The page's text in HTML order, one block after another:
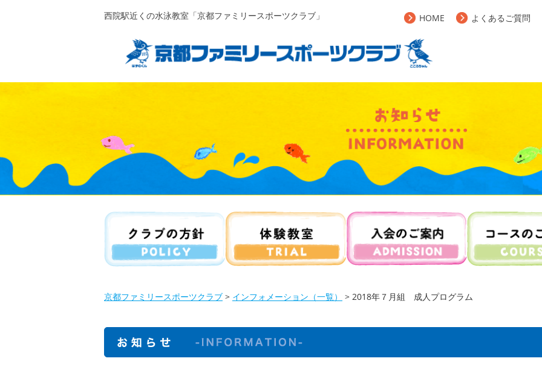
西院駅近くの水泳教室「京都ファミリースポーツクラブ」 HOME よくあるご質問
京都ファミリースポーツクラブ > インフォメーション（一覧） > 2018年７月組 成人プログラム